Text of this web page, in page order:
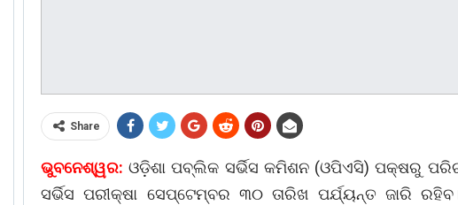
Share
ଭୁବନେଶ୍ୱର: ଓଡି଼ଶା ପବ୍ଲିକ ସର୍ଭିସ କମିଶନ (ଓପିଏସି) ପକ୍ଷରୁ
ସର୍ଭିସ ପରୀକ୍ଷା ସେପ୍ଟେମ୍ବର ୩୦ ତାରିଖ ପର୍ଯ୍ୟନ୍ତ ଜାରି